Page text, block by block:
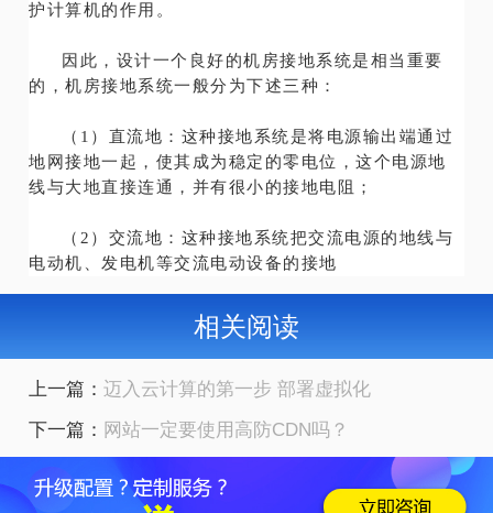
护计算机的作用。
因此，设计一个良好的机房接地系统是相当重要
的，机房接地系统一般分为下述三种：
（1）直流地：这种接地系统是将电源输出端通过
地网接地一起，使其成为稳定的零电位，这个电源地
线与大地直接连通，并有很小的接地电阻；
（2）交流地：这种接地系统把交流电源的地线与
电动机、发电机等交流电动设备的接地
相关阅读
上一篇：迈入云计算的第一步 部署虚拟化
下一篇： 网站一定要使用高防CDN吗？